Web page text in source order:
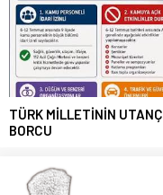
TÜRK MİLLETİNİN UTANÇ
BORCU